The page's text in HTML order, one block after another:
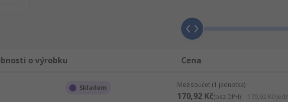
a kdykoliv je to možné, tak zajistíme, aby Vaše dodávka obsahující
dalšího sortimentu Elektronické komponenty, napájení a konektory. Patří
nabídku sekce Elektronické komponenty, napájení a konektory a koupit
o výrobku Cena
Skladem Mezisoučet (1 jednotka)
170,92 Kč(bez DPH) 170,92 Kč/